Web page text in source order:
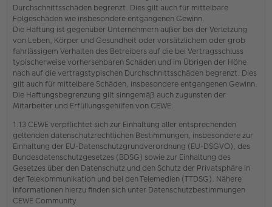
Durchschnittsschäden begrenzt. Dies gilt auch für mittelbare
Folgeschäden wie insbesondere entgangenen Gewinn.
Die Haftung ist gegenüber Unternehmern außer bei der Verletzung
von Leben, Körper und Gesundheit oder vorsätzlichem oder grob
fahrlässigem Verhalten des Betreibers auf die bei Vertragsschluss
typischerweise vorhersehbaren Schäden und im Übrigen der Höhe
nach auf die vertragstypischen Durchschnittsschäden begrenzt. Dies
gilt auch für mittelbare Schäden, insbesondere entgangenen Gewinn.
Die Haftungsbegrenzung gilt sinngemäß auch zugunsten der
Mitarbeiter und Erfüllungsgehilfen von CEWE.
1.13 CEWE verpflichtet sich zur Einhaltung aller entsprechenden
geltenden datenschutzrechtlichen Bestimmungen, insbesondere zur
Einhaltung der EU-Datenschutzgrundverordnung (EU-DSGVO), des
Bundesdatenschutzgesetzes (BDSG) sowie zur Einhaltung des
Gesetzes über den Datenschutz und den Schutz der Privatsphäre in
der Telekommunikation und bei den Telemedien (TTDSG). Nähere
Informationen hierzu finden sich unter Datenschutzbestimmungen
CEWE Community